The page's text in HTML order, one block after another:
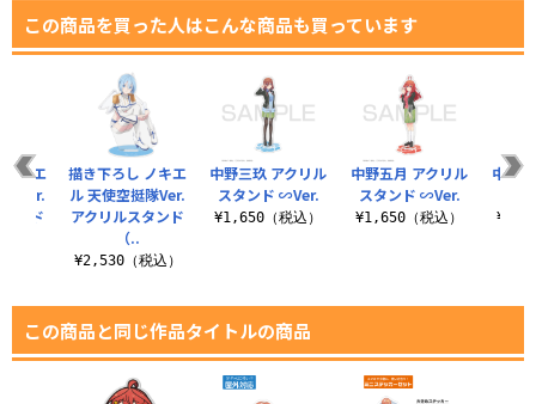
この商品を買った人はこんな商品も買っています
中野三玖 アクリル
スタンド ∽Ver.
¥1,650（税込）
中野五月 アクリル
スタンド ∽Ver.
¥1,650（税込）
中野
リエ
隊Ver.
ンド
描き下ろし ノキエ
ル 天使空挺隊Ver.
アクリルスタンド
（..
¥2,530（税込）
この商品と同じ作品タイトルの商品